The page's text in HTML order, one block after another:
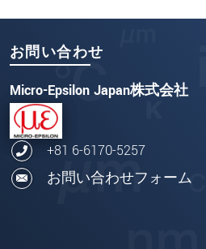
お問い合わせ
Micro-Epsilon Japan株式会社
+81 6-6170-5257
お問い合わせフォーム